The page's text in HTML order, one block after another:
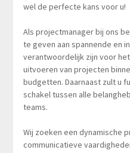
wel de perfecte kans voor u!
Als projectmanager bij ons
te geven aan spannende en
verantwoordelijk zijn voor
uitvoeren van projecten
budgetten. Daarnaast zult u
schakel tussen alle
teams.
Wij zoeken een dynamische
communicatieve